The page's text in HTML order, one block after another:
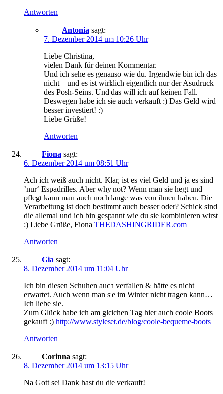
Antworten
Antonia sagt:
7. Dezember 2014 um 10:26 Uhr
Liebe Christina,
vielen Dank für deinen Kommentar.
Und ich sehe es genauso wie du. Irgendwie bin ich das
nicht – und es ist wirklich eigentlich nur der Asudruck
des Posh-Seins. Und das will ich auf keinen Fall.
Deswegen habe ich sie auch verkauft :) Das Geld wird
besser investiert! :)
Liebe Grüße!
Antworten
Fiona sagt:
6. Dezember 2014 um 08:51 Uhr
Ach ich weiß auch nicht. Klar, ist es viel Geld und ja es sind
’nur‘ Espadrilles. Aber why not? Wenn man sie hegt und
pflegt kann man auch noch lange was von ihnen haben. Die
Verarbeitung ist doch bestimmt auch besser oder? Schick sind
die allemal und ich bin gespannt wie du sie kombinieren wirst
:) Liebe Grüße, Fiona THEDASHINGRIDER.com
Antworten
Gia sagt:
8. Dezember 2014 um 11:04 Uhr
Ich bin diesen Schuhen auch verfallen & hätte es nicht
erwartet. Auch wenn man sie im Winter nicht tragen kann…
Ich liebe sie.
Zum Glück habe ich am gleichen Tag hier auch coole Boots
gekauft :) http://www.styleset.de/blog/coole-bequeme-boots
Antworten
Corinna sagt:
8. Dezember 2014 um 13:15 Uhr
Na Gott sei Dank hast du die verkauft!